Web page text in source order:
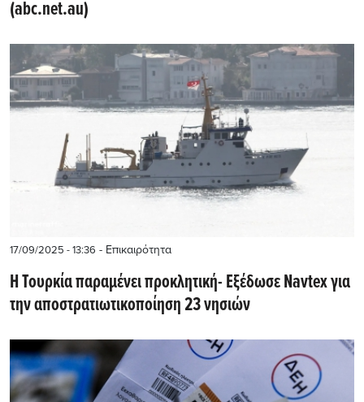
(abc.net.au)
17/09/2025 - 13:36 - Επικαιρότητα
Η Τουρκία παραμένει προκλητική- Εξέδωσε Navtex για
την αποστρατιωτικοποίηση 23 νησιών